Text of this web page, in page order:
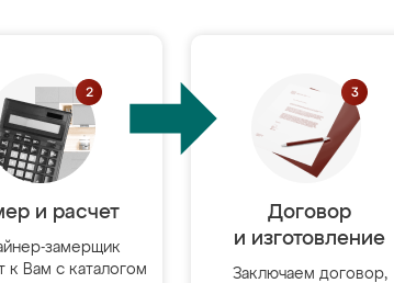
и расчет
замерщик
к Вам с каталогом
Договор
и изготовление
Заключаем договор,